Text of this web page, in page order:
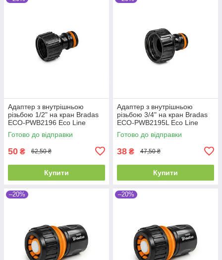
Адаптер з внутрішньою
різьбою 1/2" на кран Bradas
ECO-PWB2196 Eco Line
Готово до відправки
50 ₴ 62,50 ₴
Купити
Адаптер з внутрішньою
різьбою 3/4" на кран Bradas
ECO-PWB2195L Eco Line
Готово до відправки
38 ₴ 47,50 ₴
Купити
–20% –20%